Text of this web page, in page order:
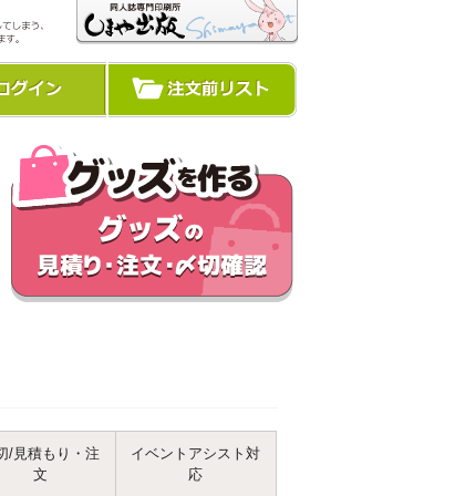
/見積もり・注
文
イベントアシスト対
応